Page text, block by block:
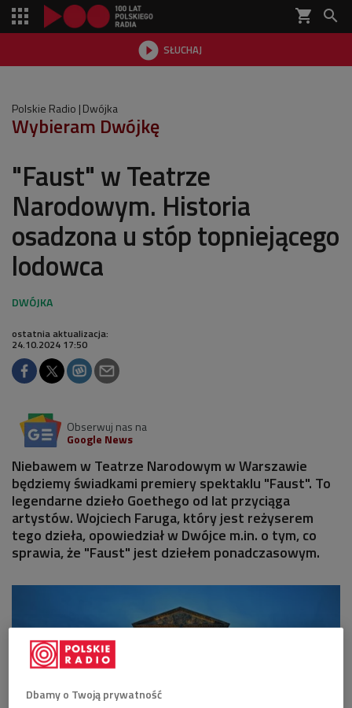
shopping_cart 
 SŁUCHAJ

Polskie Radio Dwójka
Wybieram Dwójkę
"Faust" w Teatrze
Narodowym. Historia
osadzona u stóp topniejącego
lodowca
ostatnia aktualizacja:
24.10.2024 17:50
Obserwuj nas na
Google News
Niebawem w Teatrze Narodowym w Warszawie
będziemy świadkami premiery spektaklu "Faust". To
legendarne dzieło Goethego od lat przyciąga
artystów. Wojciech Faruga, który jest reżyserem
tego dzieła, opowiedział w Dwójce m.in. o tym, co
sprawia, że "Faust" jest dziełem ponadczasowym.
Dbamy o Twoją prywatność